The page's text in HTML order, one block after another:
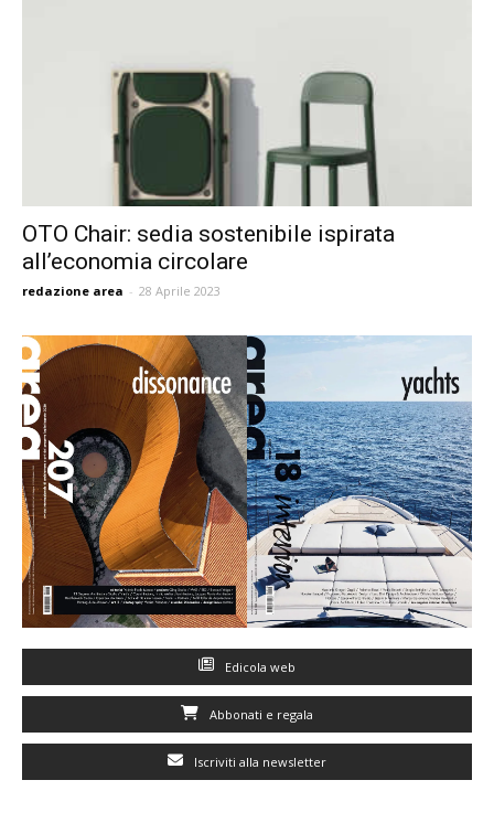
OTO Chair: sedia sostenibile ispirata
all’economia circolare
redazione area - 28 Aprile 2023
Edicola web
Abbonati e regala
Iscriviti alla newsletter